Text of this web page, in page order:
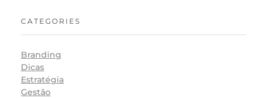
CATEGORIES
Branding
Dicas
Estratégia
Gestão